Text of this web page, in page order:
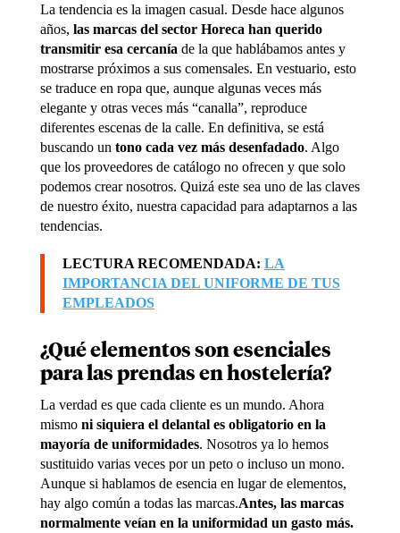
La tendencia es la imagen casual. Desde hace algunos
años, las marcas del sector Horeca han querido
transmitir esa cercanía de la que hablábamos antes y
mostrarse próximos a sus comensales. En vestuario, esto
se traduce en ropa que, aunque algunas veces más
elegante y otras veces más “canalla”, reproduce
diferentes escenas de la calle. En definitiva, se está
buscando un tono cada vez más desenfadado. Algo
que los proveedores de catálogo no ofrecen y que solo
podemos crear nosotros. Quizá este sea uno de las claves
de nuestro éxito, nuestra capacidad para adaptarnos a las
tendencias.
LECTURA RECOMENDADA: LA
IMPORTANCIA DEL UNIFORME DE TUS
EMPLEADOS
¿Qué elementos son esenciales
para las prendas en hostelería?
La verdad es que cada cliente es un mundo. Ahora
mismo ni siquiera el delantal es obligatorio en la
mayoría de uniformidades. Nosotros ya lo hemos
sustituido varias veces por un peto o incluso un mono.
Aunque si hablamos de esencia en lugar de elementos,
hay algo común a todas las marcas.Antes, las marcas
normalmente veían en la uniformidad un gasto más.